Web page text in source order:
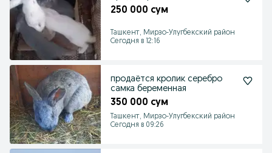
250 000 сум
Ташкент, Мирзо-Улугбекский район
Сегодня в 12:16
продаётся кролик серебро
самка беременная
350 000 сум
Ташкент, Мирзо-Улугбекский район
Сегодня в 09:26